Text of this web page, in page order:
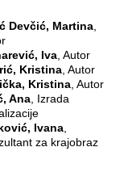
Devčić, Martina
Iva , Autor
Kristina , Autor
Kristina , Autor
Ana , Izrada
Ivana
za krajobraz